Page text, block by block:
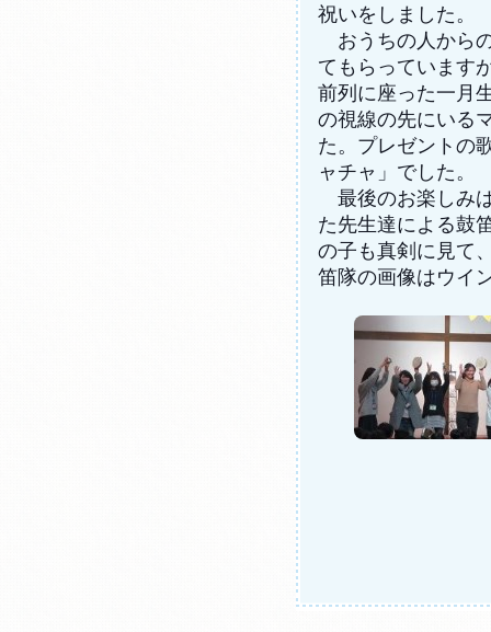
祝いをしました。
おうちの人から
てもらっています
前列に座った一月
の視線の先にいる
た。プレゼントの
ャチャ」でした。
最後のお楽しみ
た先生達による鼓
の子も真剣に見て
笛隊の画像はウイ